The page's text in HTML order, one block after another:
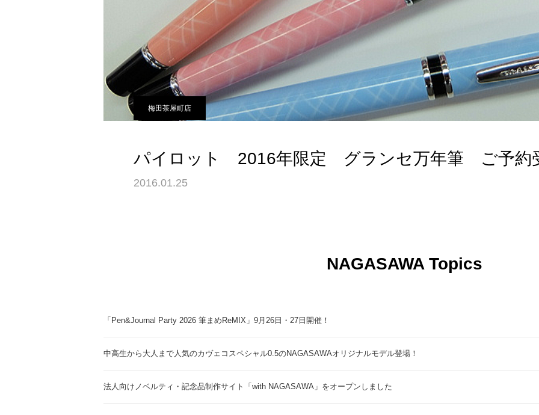
梅田茶屋町店
パイロット 2016年限定 グランセ万年筆 ご予約
2016.01.25
NAGASAWA Topics
「Pen&Journal Party 2026 筆まめReMIX」9月26日・27日開催！
中高生から大人まで人気のカヴェコスペシャル0.5のNAGASAWAオリジナルモデル登場！
法人向けノベルティ・記念品制作サイト「with NAGASAWA」をオープンしました